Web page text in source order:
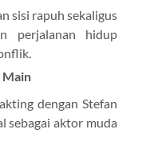
sisi rapuh sekaligus
perjalanan hidup
Main
dengan Stefan
sebagai aktor muda